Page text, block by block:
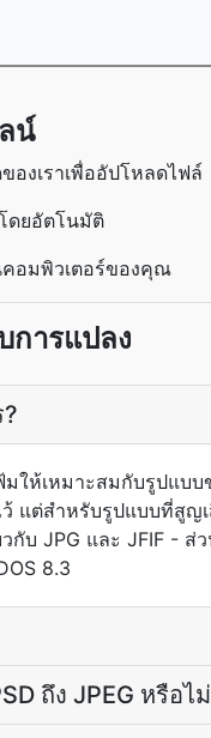
น์
องเราเพื่ออัปโหลดไฟล์
ดยอัตโนมัติ
อมพิวเตอร์ของคุณ
การแปลง
ให้เหมาะสมกับรูปแบบ
แต่สำหรับรูปแบบที่สูญ
บ JPG และ JFIF - ส่
8.3
ถึง JPEG หรือไ